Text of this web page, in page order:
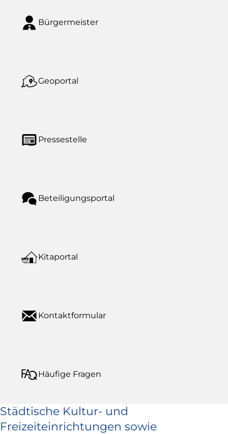
Bürgermeister
Geoportal
Pressestelle
Beteiligungsportal
Kitaportal
Kontaktformular
Häufige Fragen
Städtische Kultur- und
Freizeiteinrichtungen sowie